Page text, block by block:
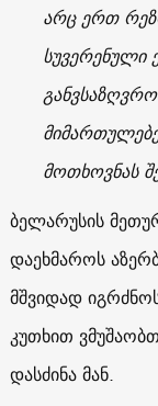
არც ერთ
სუვერენული
მოთხოვნას
ბელარუსის
დაეხმაროს
მშვიდად
კუთხით
დასძინა მან.